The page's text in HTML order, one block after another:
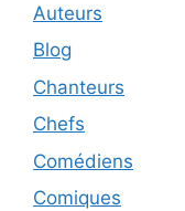
Auteurs
Blog
Chanteurs
Chefs
Comédiens
Comiques